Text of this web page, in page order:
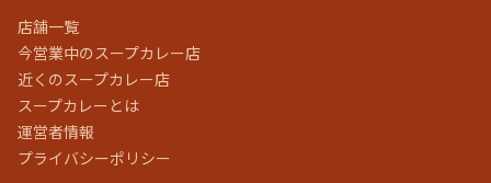
店舗一覧
今営業中のスープカレー店
近くのスープカレー店
スープカレーとは
運営者情報
プライバシーポリシー